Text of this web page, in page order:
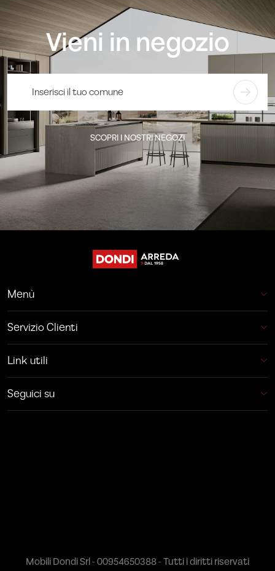
Vieni in negozio
SCOPRI I NOSTRI NEGOZI
Menù
Servizio Clienti
Link utili
Seguici su
Mobili Dondi Srl - 00954650388 - Tutti i diritti riservati